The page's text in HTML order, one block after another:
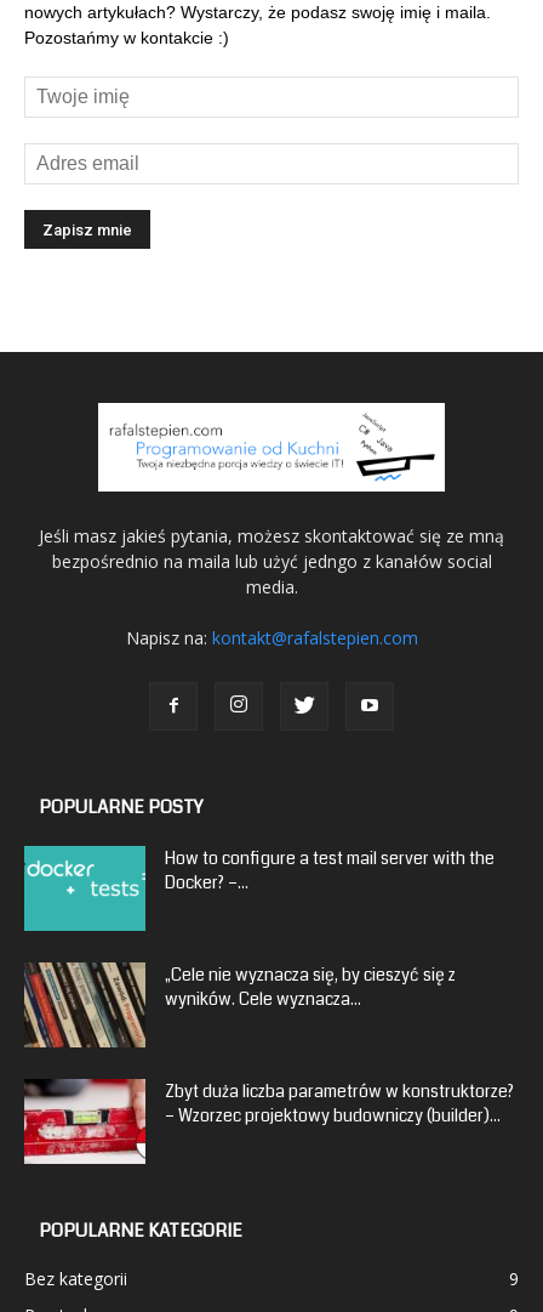
nowych artykułach? Wystarczy, że podasz swoję imię i maila.
Pozostańmy w kontakcie :)
Jeśli masz jakieś pytania, możesz skontaktować się ze mną
bezpośrednio na maila lub użyć jedngo z kanałów social
media.
Napisz na: kontakt@rafalstepien.com
POPULARNE POSTY
How to configure a test mail server with the
Docker? –...
„Cele nie wyznacza się, by cieszyć się z
wyników. Cele wyznacza...
Zbyt duża liczba parametrów w konstruktorze?
– Wzorzec projektowy budowniczy (builder)...
POPULARNE KATEGORIE
Bez kategorii
9